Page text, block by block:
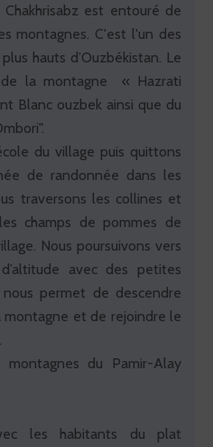
est entouré de
montagnes. C'est l'un des
hauts d’Ouzbékistan. Le
la montagne « Hazrati
Blanc ouzbek ainsi que du
du village puis quittons
de randonnée dans les
traversons les collines et
champs de pommes de
Nous poursuivons vers
avec des petites
nous permet de descendre
montagne et de rejoindre le
du Pamir-Alay
les habitants du plat